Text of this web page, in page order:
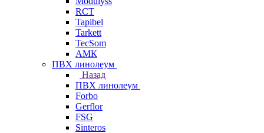
RCT
Tapibel
Tarkett
TecSom
АМК
ПВХ линолеум
Назад
ПВХ линолеум
Forbo
Gerflor
FSG
Sinteros